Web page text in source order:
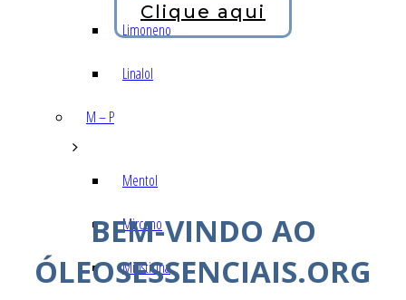
Limoneno
Linalol
M – P
Mentol
Mirceno
Miristicina
Clique aqui
BEM-VINDO AO
ÓLEOSESSENCIAIS.ORG